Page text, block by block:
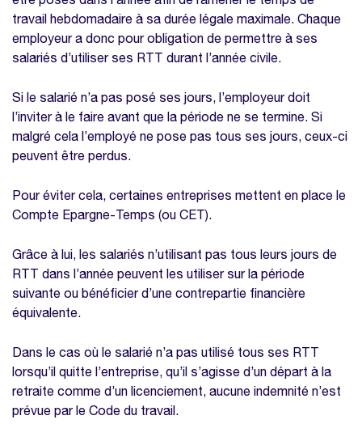
travail hebdomadaire à sa durée légale maximale. Chaque
employeur a donc pour obligation de permettre à ses
salariés d’utiliser ses RTT durant l’année civile.
Si le salarié n’a pas posé ses jours, l’employeur doit
l’inviter à le faire avant que la période ne se termine. Si
malgré cela l’employé ne pose pas tous ses jours, ceux-ci
peuvent être perdus.
Pour éviter cela, certaines entreprises mettent en place le
Compte Epargne-Temps (ou CET).
Grâce à lui, les salariés n’utilisant pas tous leurs jours de
RTT dans l’année peuvent les utiliser sur la période
suivante ou bénéficier d’une contrepartie financière
équivalente.
Dans le cas où le salarié n’a pas utilisé tous ses RTT
lorsqu’il quitte l’entreprise, qu’il s’agisse d’un départ à la
retraite comme d’un licenciement, aucune indemnité n’est
prévue par le Code du travail.